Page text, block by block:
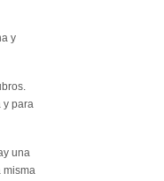
y
y para
una
misma